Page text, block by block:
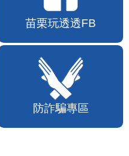
苗栗玩透透FB
防詐騙專區